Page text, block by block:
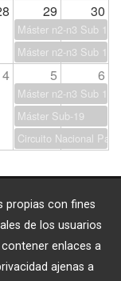
propias con fines
de los usuarios
enlaces a
ajenas a
29 30
Máster n2-n3 Sub 13
Máster n2-n3 Sub 17
4 5 6
Máster n2-n3 Sub 15
Máster Sub-19
Circuito Nacional